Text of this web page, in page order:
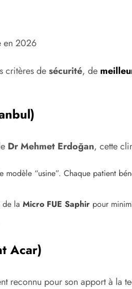
en 2026
critères desécurité, de
Dr Mehmet Erdoğan, cette
modèle “usine”. Chaque patient
de la Micro FUE Saphir pour
Acar)
reconnu pour son apport à la